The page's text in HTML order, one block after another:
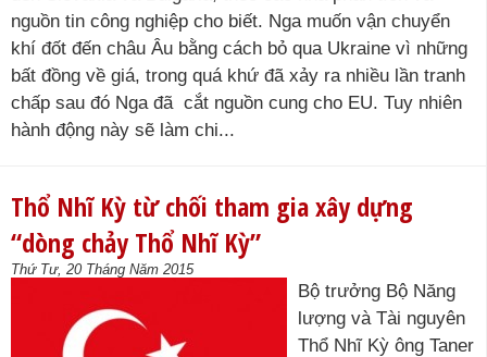
nguồn tin công nghiệp cho biết. Nga muốn vận chuyển
khí đốt đến châu Âu bằng cách bỏ qua Ukraine vì những
bất đồng về giá, trong quá khứ đã xảy ra nhiều lần tranh
chấp sau đó Nga đã cắt nguồn cung cho EU. Tuy nhiên
hành động này sẽ làm chi...
Thổ Nhĩ Kỳ từ chối tham gia xây dựng
“dòng chảy Thổ Nhĩ Kỳ”
Thứ Tư, 20 Tháng Năm 2015
Bộ trưởng Bộ Năng
lượng và Tài nguyên
Thổ Nhĩ Kỳ ông Taner